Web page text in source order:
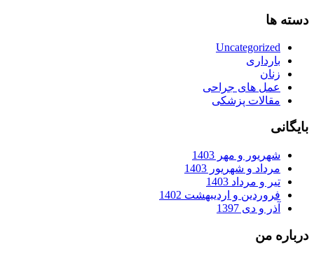
دسته ها
Uncategorized
بارداری
زنان
عمل های جراحی
مقالات پزشکی
بایگانی
شهریور و مهر 1403
مرداد و شهریور 1403
تیر و مرداد 1403
فروردین و اردیبهشت 1402
آذر و دی 1397
درباره من